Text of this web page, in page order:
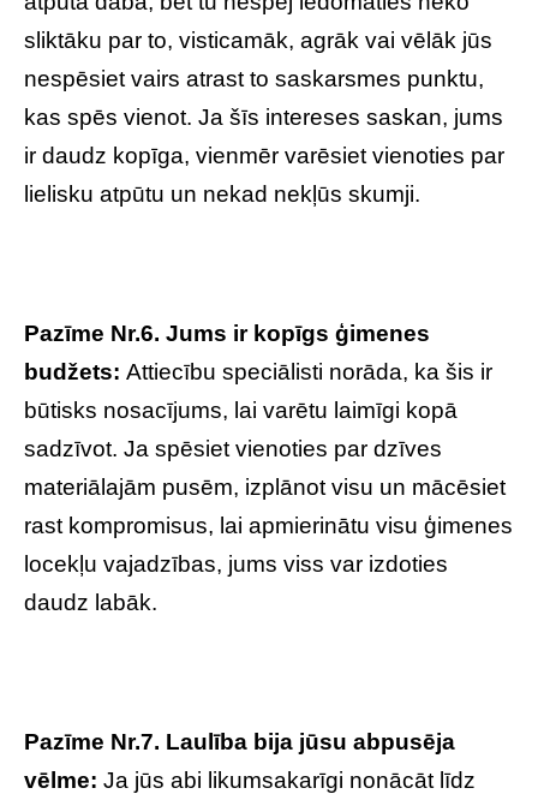
sliktāku par to, visticamāk, agrāk vai vēlāk jūs
nespēsiet vairs atrast to saskarsmes punktu,
kas spēs vienot. Ja šīs intereses saskan, jums
ir daudz kopīga, vienmēr varēsiet vienoties par
lielisku atpūtu un nekad nekļūs skumji.
Pazīme Nr.6. Jums ir kopīgs ģimenes
budžets: Attiecību speciālisti norāda, ka šis ir
būtisks nosacījums, lai varētu laimīgi kopā
sadzīvot. Ja spēsiet vienoties par dzīves
materiālajām pusēm, izplānot visu un mācēsiet
rast kompromisus, lai apmierinātu visu ģimenes
locekļu vajadzības, jums viss var izdoties
daudz labāk.
Pazīme Nr.7. Laulība bija jūsu abpusēja
vēlme: Ja jūs abi likumsakarīgi nonācāt līdz